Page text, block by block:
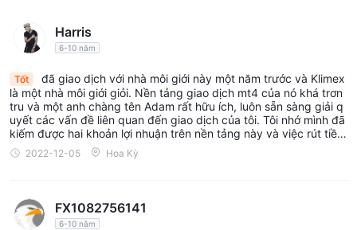
Harris
6-10 năm
Tốt
đã giao dịch với nhà môi giới này một năm trước và Klimex
là một nhà môi giới giỏi. Nền tảng giao dịch mt4 của nó khá trơn
tru và một anh chàng tên Adam rất hữu ích, luôn sẵn sàng giải q
uyết các vấn đề liên quan đến giao dịch của tôi. Tôi nhớ mình đã
kiếm được hai khoản lợi nhuận trên nền tảng này và việc rút tiền
không gặp vấn đề gì.
2022-12-05 Hoa Kỳ
FX1082756141
6-10 năm